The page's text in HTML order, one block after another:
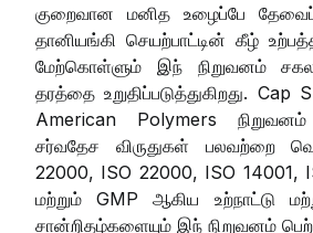
குறைவான மனித உழைப்பே
தானியங்கி செயற்பாட்டின் கீழ்
மேற்கொள்ளும் இந் நிறுவனம் சகல
தரத்தை உறுதிப்படுத்துகிறது. Cap
American Polymers
சர்வதேச விருதுகள் பலவற்றை
22000, ISO 22000, ISO 14001,
மற்றும் GMP ஆகிய உற்நாட்டு
சான்றிதழ்களையும் இந் நிறுவனம்